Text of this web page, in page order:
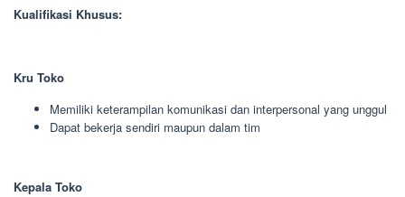
Kualifikasi Khusus:
Kru Toko
Memiliki keterampilan komunikasi dan interpersonal yang unggul
Dapat bekerja sendiri maupun dalam tim
Kepala Toko